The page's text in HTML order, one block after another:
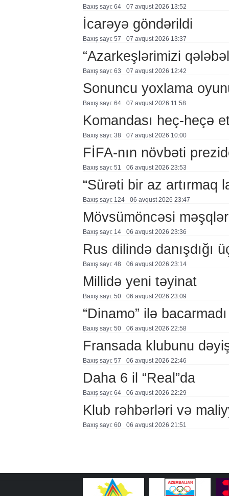
Baxış sayı: 64 07 avqust 2026 13:52
İcarəyə göndərildi
Baxış sayı: 57 07 avqust 2026 13:37
“Azarkeşlərimizi
Baxış sayı: 63 07 avqust 2026 12:42
Sonuncu yoxlama
Baxış sayı: 64 07 avqust 2026 11:58
Komandası heç-heçə
Baxış sayı: 38 07 avqust 2026 10:00
FİFA-nın növbəti
Baxış sayı: 51 06 avqust 2026 23:53
“Sürəti bir az artırmaq
Baxış sayı: 124 06 avqust 2026 23:47
Mövsümöncəsi
Baxış sayı: 14 06 avqust 2026 23:36
Rus dilində danışdığı
Baxış sayı: 48 06 avqust 2026 23:14
Millidə yeni təyinat
Baxış sayı: 50 06 avqust 2026 23:09
“Dinamo” ilə bacarmadı
Baxış sayı: 50 06 avqust 2026 22:58
Fransada klubunu
Baxış sayı: 57 06 avqust 2026 22:46
Daha 6 il “Real”da
Baxış sayı: 64 06 avqust 2026 22:29
Klub rəhbərləri və
Baxış sayı: 60 06 avqust 2026 21:51